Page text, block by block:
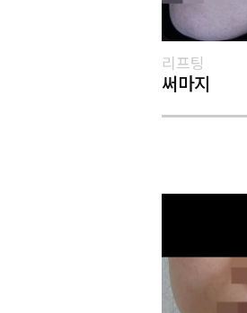
리프팅
써마지